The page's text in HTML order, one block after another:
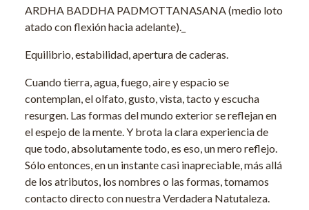
ARDHA BADDHA PADMOTTANASANA (medio loto
atado con flexión hacia adelante)._
Equilibrio, estabilidad, apertura de caderas.
Cuando tierra, agua, fuego, aire y espacio se
contemplan, el olfato, gusto, vista, tacto y escucha
resurgen. Las formas del mundo exterior se reflejan en
el espejo de la mente. Y brota la clara experiencia de
que todo, absolutamente todo, es eso, un mero reflejo.
Sólo entonces, en un instante casi inapreciable, más allá
de los atributos, los nombres o las formas, tomamos
contacto directo con nuestra Verdadera Natutaleza.